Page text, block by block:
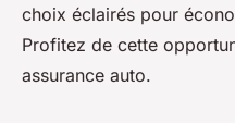
choix éclairés pour
Profitez de cette
assurance auto.